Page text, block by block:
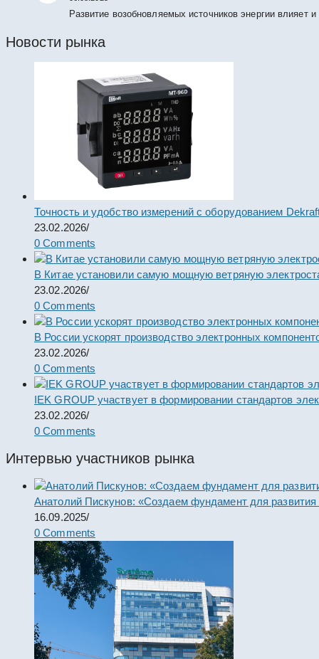
Развитие возобновляемых источников энергии влияет
Новости рынка
Точность и удобство измерений с оборудованием
23.02.2026/
0 Comments
В Китае установили самую мощную ветряную
23.02.2026/
0 Comments
В России ускорят производство электронных
23.02.2026/
0 Comments
IEK GROUP участвует в формировании стандартов
23.02.2026/
0 Comments
Интервью участников рынка
Анатолий Пискунов: «Создаем фундамент для развития
16.09.2025/
0 Comments